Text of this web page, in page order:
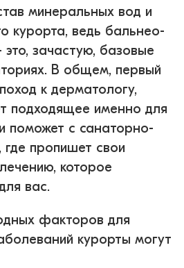
минеральных вод и
курорта, ведь бальнео-
зачастую, базовые
В общем, первый
к дерматологу,
подходящее именно для
поможет с санаторно-
где пропишет свои
которое
вас.
факторов для
курорты могут